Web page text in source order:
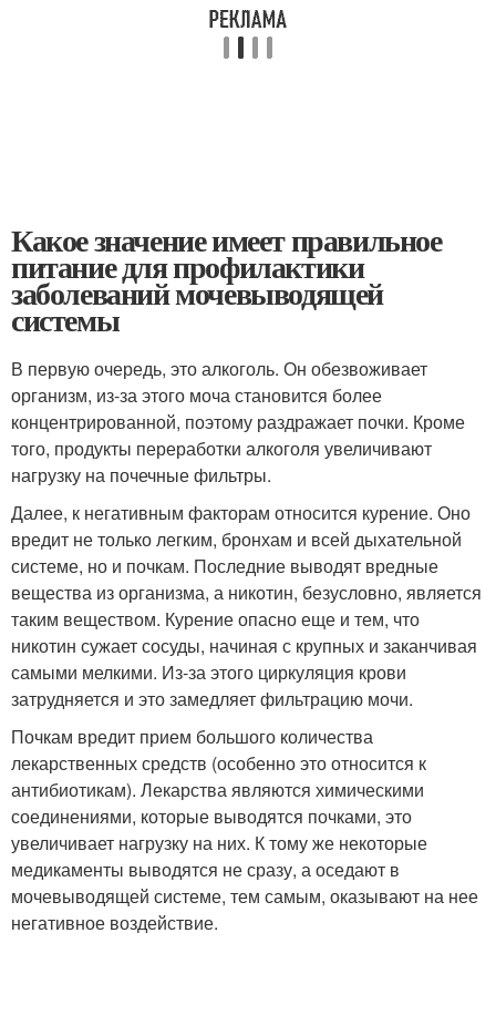
Какое значение имеет правильное
питание для профилактики
заболеваний мочевыводящей
системы
В первую очередь, это алкоголь. Он обезвоживает
организм, из-за этого моча становится более
концентрированной, поэтому раздражает почки. Кроме
того, продукты переработки алкоголя увеличивают
нагрузку на почечные фильтры.
Далее, к негативным факторам относится курение. Оно
вредит не только легким, бронхам и всей дыхательной
системе, но и почкам. Последние выводят вредные
вещества из организма, а никотин, безусловно, является
таким веществом. Курение опасно еще и тем, что
никотин сужает сосуды, начиная с крупных и заканчивая
самыми мелкими. Из-за этого циркуляция крови
затрудняется и это замедляет фильтрацию мочи.
Почкам вредит прием большого количества
лекарственных средств (особенно это относится к
антибиотикам). Лекарства являются химическими
соединениями, которые выводятся почками, это
увеличивает нагрузку на них. К тому же некоторые
медикаменты выводятся не сразу, а оседают в
мочевыводящей системе, тем самым, оказывают на нее
негативное воздействие.